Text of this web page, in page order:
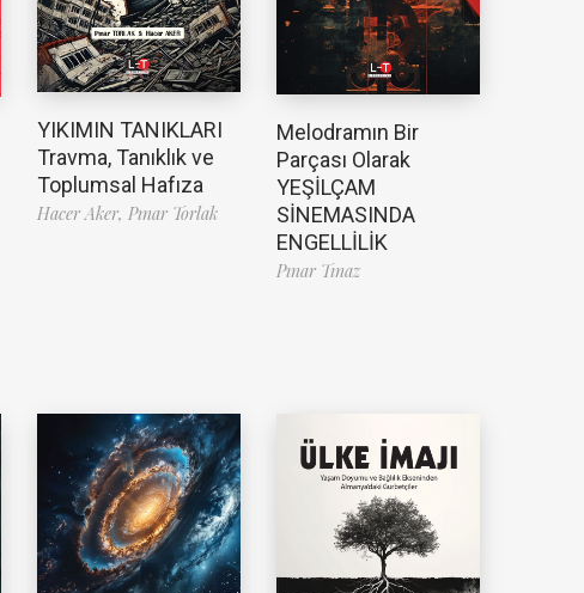
YIKIMIN TANIKLARI
Travma, Tanıklık ve
Toplumsal Hafıza
Hacer Aker, Pınar Torlak
Melodramın Bir
Parçası Olarak
YEŞİLÇAM
SİNEMASINDA
ENGELLİLİK
Pınar Tınaz